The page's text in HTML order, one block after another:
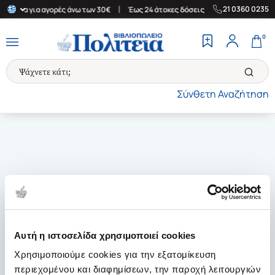
Αυτή η ιστοσελίδα χρησιμοποιεί cookies
Χρησιμοποιούμε cookies για την εξατομίκευση
περιεχομένου και διαφημίσεων, την παροχή λειτουργιών
για αγορές άνω των 30€ Έως 24 άτοκες δόσεις | Δωρεάν
21 0360 0235
Σύνθετη Αναζήτηση
0